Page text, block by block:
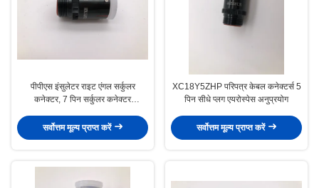
पीपीएस इंसुलेटर राइट एंगल सर्कुलर
कनेक्टर, 7 पिन सर्कुलर कनेक्टर
सर्वोत्तम मूल्य प्राप्त करें
XC18Y5ZHP परिपत्र केबल कनेक्टर्स 5
पिन सीधे प्लग एयरोस्पेस अनुप्रयोग
सर्वोत्तम मूल्य प्राप्त करें